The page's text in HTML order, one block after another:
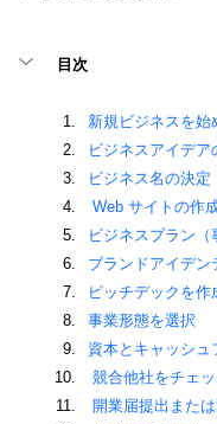
目次
新規ビジネスを始
ビジネスアイデア
ビジネス名の決定
Web サイトの作
ビジネスプラン
ブランドアイデン
ピッチデックを作
事業形態を選択
資本とキャッシュ
競合他社をチェッ
開業届提出また